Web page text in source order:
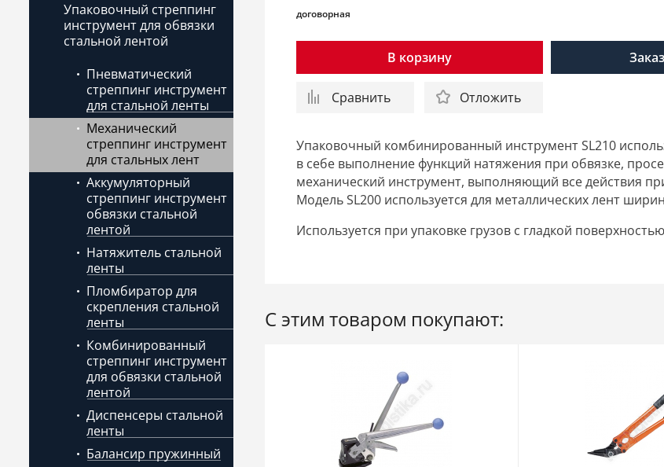
Упаковочный стреппинг
инструмент для обвязки
стальной лентой
Пневматический
стреппинг инструмент
для стальной ленты
Механический
стреппинг инструмент
для стальных лент
Аккумуляторный
стреппинг инструмент
обвязки стальной
лентой
Натяжитель стальной
ленты
Пломбиратор для
скрепления стальной
ленты
Комбинированный
стреппинг инструмент
для обвязки стальной
лентой
Диспенсеры стальной
ленты
Балансир пружинный
договорная
В корзину
Сравнить Отложить
Упаковочный комбинированный инструмент SL210
в себе выполнение функций натяжения при обвязке,
механический инструмент, выполняющий все действия
Модель SL200 используется для металлических лент
Используется при упаковке грузов с гладкой
С этим товаром покупают: